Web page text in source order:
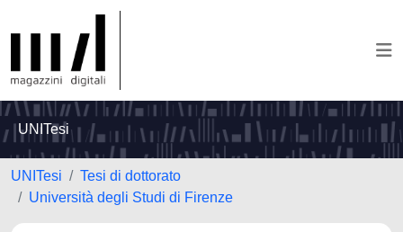
UNITesi
UNITesi
Tesi di dottorato
Università degli Studi di Firenze